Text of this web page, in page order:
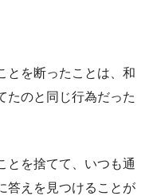
とを断ったことは、和
たのと同じ行為だった
とを捨てて、いつも通
答えを見つけることが